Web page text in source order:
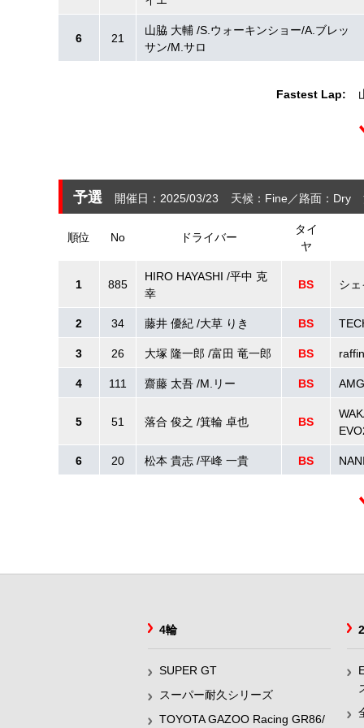
Fastest Lap:
6 21
山脇 大輔 /S.ウォーキンショー/A.ブレッ
サン/M.サロ
予選 開催日：2025/03/23 天候：Fine 路面：Dry
順位 No ドライバー
タイ
ヤ
1 885
HIRO HAYASHI /平中 克
幸
BS シ
2 34 藤井 優紀 /大草 りき BS
3 26 大塚 隆一郎 /富田 竜一郎 BS
4 111 齋藤 太吾 /M.リー BS
5 51 落合 俊之 /箕輪 卓也 BS
6 20 松本 貴志 /平峰 一貴 BS
4輪
SUPER GT
スーパー耐久シリーズ
TOYOTA GAZOO Racing GR86/